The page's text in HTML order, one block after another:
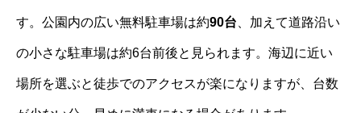
す。公園内の広い無料駐車場は約90台 、加えて道路沿い
の小さな駐車場は約6台前後と見られます。海辺に近い
場所を選ぶと徒歩でのアクセスが楽になりますが、台数